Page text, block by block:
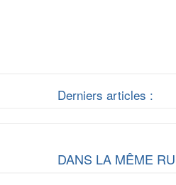
Derniers articles :
DANS LA MÊME